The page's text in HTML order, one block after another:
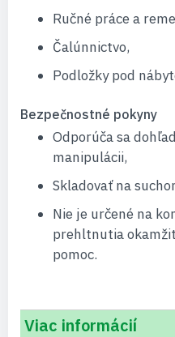
Ručné práce a
Čalúnnictvo,
Podložky pod
Bezpečnostné pokyny
Odporúča sa
manipulácii,
Skladovať na
Nie je určené na
prehltnutia
pomoc.
Viac informácií